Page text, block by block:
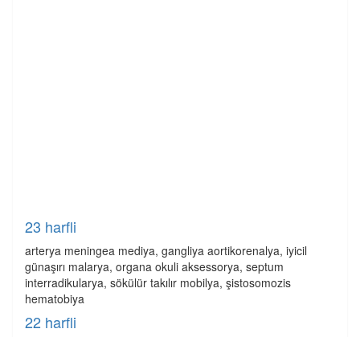
23 harfli
arterya meningea mediya, gangliya aortikorenalya, iyicil
günaşırı malarya, organa okuli aksessorya, septum
interradikularya, sökülür takılır mobilya, şistosomozis
hematobiya
22 harfli